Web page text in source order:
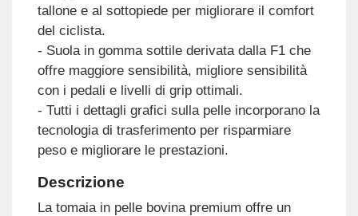
tallone e al sottopiede per migliorare il comfort
del ciclista.
- Suola in gomma sottile derivata dalla F1 che
offre maggiore sensibilità, migliore sensibilità
con i pedali e livelli di grip ottimali.
- Tutti i dettagli grafici sulla pelle incorporano la
tecnologia di trasferimento per risparmiare
peso e migliorare le prestazioni.
Descrizione
La tomaia in pelle bovina premium offre un